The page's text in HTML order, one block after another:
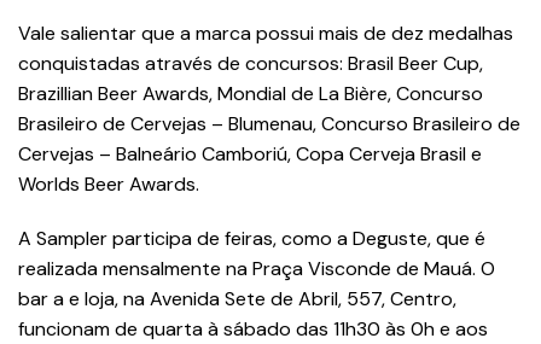
Vale salientar que a marca possui mais de dez medalhas
conquistadas através de concursos: Brasil Beer Cup,
Brazillian Beer Awards, Mondial de La Bière, Concurso
Brasileiro de Cervejas – Blumenau, Concurso Brasileiro de
Cervejas – Balneário Camboriú, Copa Cerveja Brasil e
Worlds Beer Awards.
A Sampler participa de feiras, como a Deguste, que é
realizada mensalmente na Praça Visconde de Mauá. O
bar a e loja, na Avenida Sete de Abril, 557, Centro,
funcionam de quarta à sábado das 11h30 às 0h e aos